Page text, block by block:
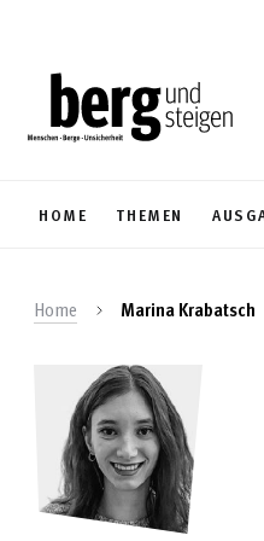
HOME THEMEN
Home Marina Krabatsch